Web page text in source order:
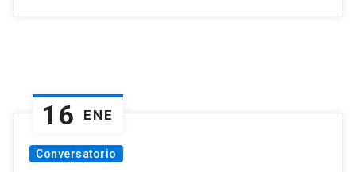
16 ENE
Conversatorio